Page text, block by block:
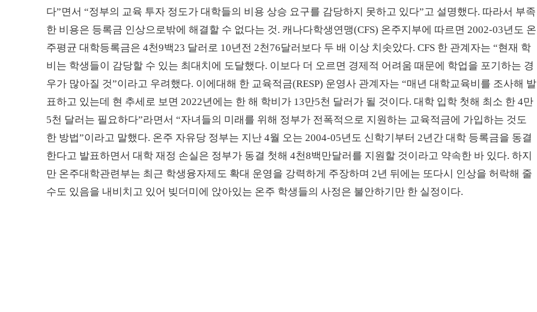
다”면서 “정부의 교육 투자 정도가 대학들의 비용 상승 요구를 감당하지 못하고 있다”고 설명했다. 따라서 부족
한 비용은 등록금 인상으로밖에 해결할 수 없다는 것. 캐나다학생연맹(CFS) 온주지부에 따르면 2002-03년도 온
주평균 대학등록금은 4천9백23 달러로 10년전 2천76달러보다 두 배 이상 치솟았다. CFS 한 관계자는 “현재 학
비는 학생들이 감당할 수 있는 최대치에 도달했다. 이보다 더 오르면 경제적 어려움 때문에 학업을 포기하는 경
우가 많아질 것”이라고 우려했다. 이에대해 한 교육적금(RESP) 운영사 관계자는 “매년 대학교육비를 조사해 발
표하고 있는데 현 추세로 보면 2022년에는 한 해 학비가 13만5천 달러가 될 것이다. 대학 입학 첫해 최소 한 4만
5천 달러는 필요하다”라면서 “자녀들의 미래를 위해 정부가 전폭적으로 지원하는 교육적금에 가입하는 것도
한 방법”이라고 말했다. 온주 자유당 정부는 지난 4월 오는 2004-05년도 신학기부터 2년간 대학 등록금을 동결
한다고 발표하면서 대학 재정 손실은 정부가 동결 첫해 4천8백만달러를 지원할 것이라고 약속한 바 있다. 하지
만 온주대학관련부는 최근 학생융자제도 확대 운영을 강력하게 주장하며 2년 뒤에는 또다시 인상을 허락해 줄
수도 있음을 내비치고 있어 빚더미에 앉아있는 온주 학생들의 사정은 불안하기만 한 실정이다.